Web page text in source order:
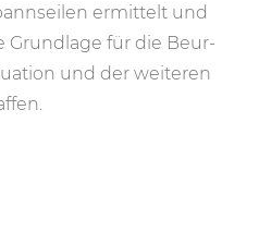
er­mittelt und
Grund­lage für die Beur­
und der weiteren